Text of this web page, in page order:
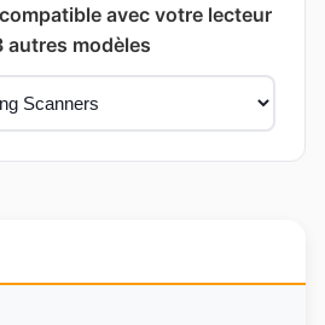
avec votre lecteur
autres modèles